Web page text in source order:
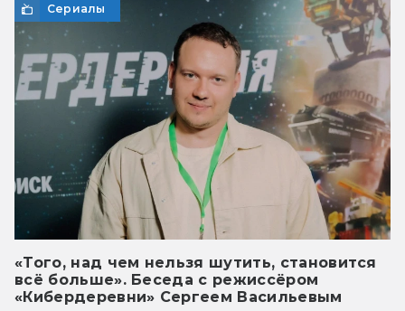
Сериалы
«Того, над чем нельзя шутить, становится
всё больше». Беседа с режиссёром
«Кибердеревни» Сергеем Васильевым